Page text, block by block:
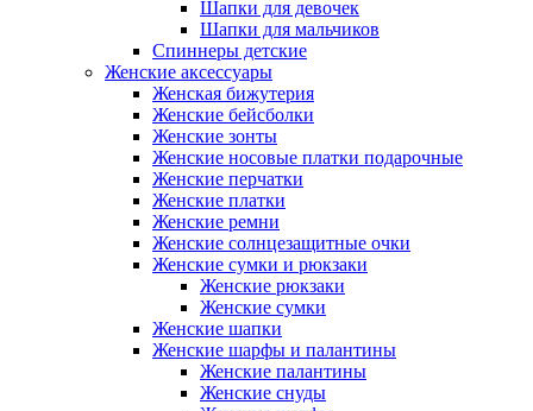
Шапки для девочек
Шапки для мальчиков
Спиннеры детские
Женские аксессуары
Женская бижутерия
Женские бейсболки
Женские зонты
Женские носовые платки подарочные
Женские перчатки
Женские платки
Женские ремни
Женские солнцезащитные очки
Женские сумки и рюкзаки
Женские рюкзаки
Женские сумки
Женские шапки
Женские шарфы и палантины
Женские палантины
Женские снуды